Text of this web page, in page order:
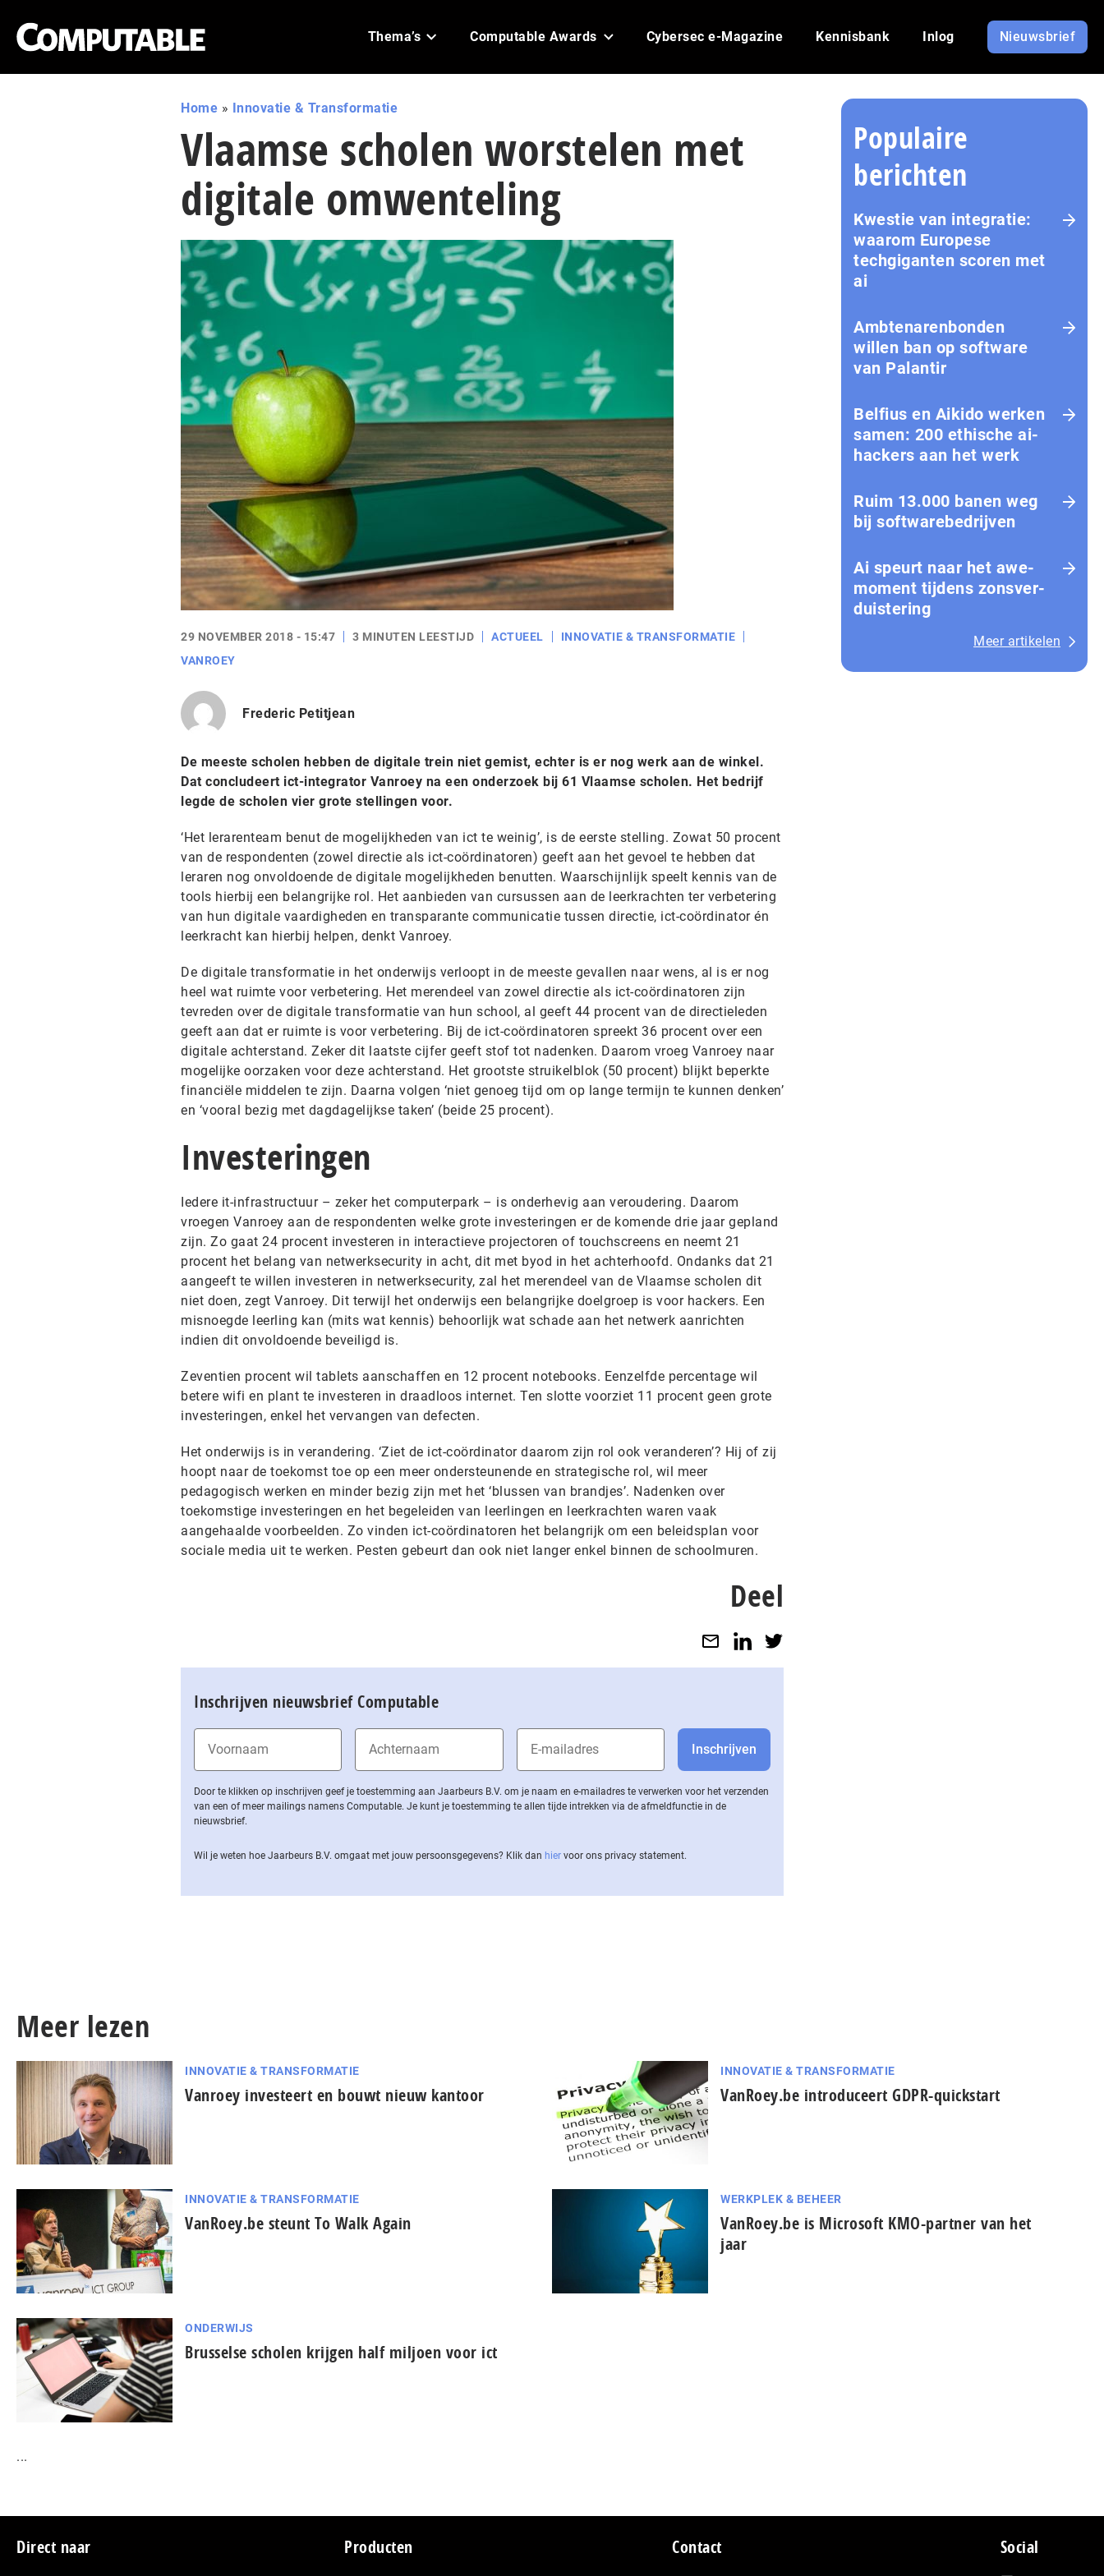
Thema’s Computable Awards Cybersec e-Magazine Kennisbank Inlog Nieuwsbrief
Home » Innovatie & Transformatie
Vlaamse scholen worstelen met
digitale omwenteling
29 NOVEMBER 2018 - 15:47 3 MINUTEN LEESTIJD ACTUEEL
INNOVATIE & TRANSFORMATIE
VANROEY
Frederic Petitjean
De meeste scholen hebben de digitale trein niet gemist, echter is er nog werk aan de winkel.
Dat concludeert ict-integrator Vanroey na een onderzoek bij 61 Vlaamse scholen. Het bedrijf
legde de scholen vier grote stellingen voor.
‘Het lerarenteam benut de mogelijkheden van ict te weinig’, is de eerste stelling. Zowat 50 procent
van de respondenten (zowel directie als ict-coördinatoren) geeft aan het gevoel te hebben dat
leraren nog onvoldoende de digitale mogelijkheden benutten. Waarschijnlijk speelt kennis van de
tools hierbij een belangrijke rol. Het aanbieden van cursussen aan de leerkrachten ter verbetering
van hun digitale vaardigheden en transparante communicatie tussen directie, ict-coördinator én
leerkracht kan hierbij helpen, denkt Vanroey.
De digitale transformatie in het onderwijs verloopt in de meeste gevallen naar wens, al is er nog
heel wat ruimte voor verbetering. Het merendeel van zowel directie als ict-coördinatoren zijn
tevreden over de digitale transformatie van hun school, al geeft 44 procent van de directieleden
geeft aan dat er ruimte is voor verbetering. Bij de ict-coördinatoren spreekt 36 procent over een
digitale achterstand. Zeker dit laatste cijfer geeft stof tot nadenken. Daarom vroeg Vanroey naar
mogelijke oorzaken voor deze achterstand. Het grootste struikelblok (50 procent) blijkt beperkte
financiële middelen te zijn. Daarna volgen ‘niet genoeg tijd om op lange termijn te kunnen denken’
en ‘vooral bezig met dagdagelijkse taken’ (beide 25 procent).
Investeringen
Iedere it-infrastructuur – zeker het computerpark – is onderhevig aan veroudering. Daarom
vroegen Vanroey aan de respondenten welke grote investeringen er de komende drie jaar gepland
zijn. Zo gaat 24 procent investeren in interactieve projectoren of touchscreens en neemt 21
procent het belang van netwerksecurity in acht, dit met byod in het achterhoofd. Ondanks dat 21
aangeeft te willen investeren in netwerksecurity, zal het merendeel van de Vlaamse scholen dit
niet doen, zegt Vanroey. Dit terwijl het onderwijs een belangrijke doelgroep is voor hackers. Een
misnoegde leerling kan (mits wat kennis) behoorlijk wat schade aan het netwerk aanrichten
indien dit onvoldoende beveiligd is.
Zeventien procent wil tablets aanschaffen en 12 procent notebooks. Eenzelfde percentage wil
betere wifi en plant te investeren in draadloos internet. Ten slotte voorziet 11 procent geen grote
investeringen, enkel het vervangen van defecten.
Het onderwijs is in verandering. ‘Ziet de ict-coördinator daarom zijn rol ook veranderen’? Hij of zij
hoopt naar de toekomst toe op een meer ondersteunende en strategische rol, wil meer
pedagogisch werken en minder bezig zijn met het ‘blussen van brandjes’. Nadenken over
toekomstige investeringen en het begeleiden van leerlingen en leerkrachten waren vaak
aangehaalde voorbeelden. Zo vinden ict-coördinatoren het belangrijk om een beleidsplan voor
sociale media uit te werken. Pesten gebeurt dan ook niet langer enkel binnen de schoolmuren.
Deel
Inschrijven nieuwsbrief Computable
Door te klikken op inschrijven geef je toestemming aan Jaarbeurs B.V. om je naam en e-mailadres te verwerken voor het verzenden
van een of meer mailings namens Computable. Je kunt je toestemming te allen tijde intrekken via de af­meld­func­tie in de
nieuwsbrief.
Wil je weten hoe Jaarbeurs B.V. omgaat met jouw per­soons­ge­ge­vens? Klik dan hier voor ons privacy statement.
Populaire
berichten
Kwestie van integratie:
waarom Europese
techgiganten scoren met
ai
Amb­te­na­ren­bon­den
willen ban op software
van Palantir
Belfius en Aikido werken
samen: 200 ethische ai-
hackers aan het werk
Ruim 13.000 banen weg
bij softwarebedrijven
Ai speurt naar het awe-
moment tijdens zons­ver­
duis­te­ring
Meer artikelen
Meer lezen
INNOVATIE & TRANSFORMATIE
Vanroey investeert en bouwt nieuw kantoor
INNOVATIE & TRANSFORMATIE
VanRoey.be introduceert GDPR-quickstart
INNOVATIE & TRANSFORMATIE
VanRoey.be steunt To Walk Again
WERKPLEK & BEHEER
VanRoey.be is Microsoft KMO-partner van het
jaar
ONDERWIJS
Brusselse scholen krijgen half miljoen voor ict
...
Footer
Direct naar Producten Contact Social